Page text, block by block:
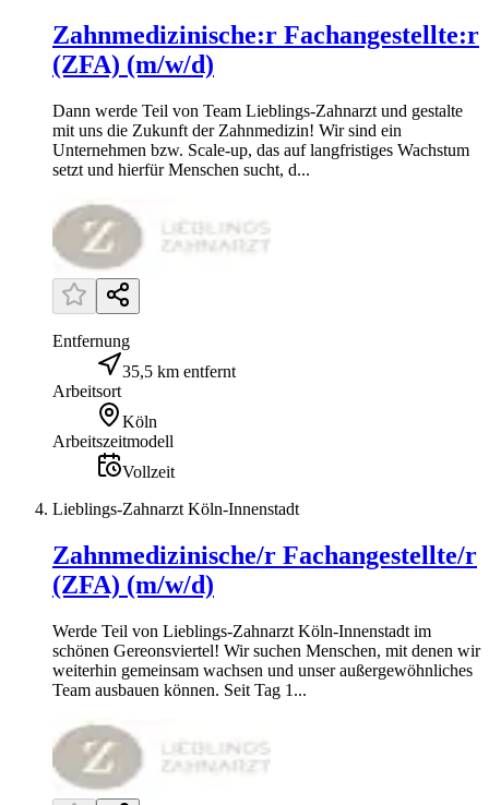
Zahnmedizinische:r Fachangestellte:r
(ZFA) (m/w/d)
Dann werde Teil von Team Lieblings-Zahnarzt und gestalte
mit uns die Zukunft der Zahnmedizin! Wir sind ein
Unternehmen bzw. Scale-up, das auf langfristiges Wachstum
setzt und hierfür Menschen sucht, d...
Entfernung
35,5 km entfernt
Arbeitsort
Köln
Arbeitszeitmodell
Vollzeit
Lieblings-Zahnarzt Köln-Innenstadt
Zahnmedizinische/r Fachangestellte/r
(ZFA) (m/w/d)
Werde Teil von Lieblings-Zahnarzt Köln-Innenstadt im
schönen Gereonsviertel! Wir suchen Menschen, mit denen wir
weiterhin gemeinsam wachsen und unser außergewöhnliches
Team ausbauen können. Seit Tag 1...